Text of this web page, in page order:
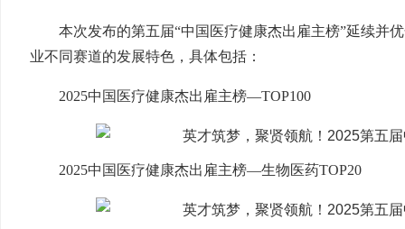
本次发布的第五届“中国医疗健康杰出雇主榜”延续并
业不同赛道的发展特色，具体包括：
2025中国医疗健康杰出雇主榜—TOP100
2025中国医疗健康杰出雇主榜—生物医药TOP20